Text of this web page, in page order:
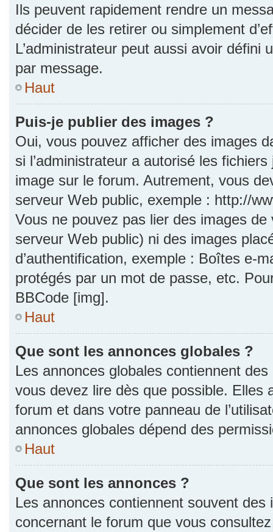
Ils peuvent rapidement rendre un
décider de les retirer ou simplement
L’administrateur peut aussi avoir défini
par message.
Haut
Puis-je publier des images ?
Oui, vous pouvez afficher des images
si l’administrateur a autorisé les
image sur le forum. Autrement, vous
serveur Web public, exemple : http://
Vous ne pouvez pas lier des images
serveur Web public) ni des images
d’authentification, exemple : Boîtes e-
protégés par un mot de passe, etc.
BBCode [img].
Haut
Que sont les annonces globales ?
Les annonces globales contiennent
vous devez lire dès que possible. Elles
forum et dans votre panneau de
annonces globales dépend des
Haut
Que sont les annonces ?
Les annonces contiennent souvent
concernant le forum que vous